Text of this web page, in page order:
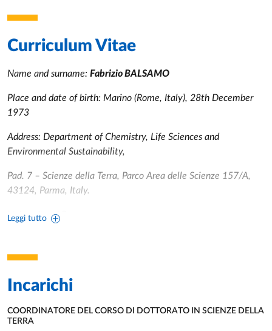
Curriculum Vitae
Leggi tutto
Name and surname: Fabrizio BALSAMO
Place and date of birth: Marino (Rome, Italy), 28th December
1973
Address: Department of Chemistry, Life Sciences and
Environmental Sustainability,
Pad. 7 – Scienze della Terra, Parco Area delle Scienze 157/A,
43124, Parma, Italy.
University of Parma
E-mail:
https://orcid.org/0000-0003-1931-466X
citations=2684) July 2026
Incarichi
COORDINATORE DEL CORSO DI DOTTORATO IN SCIENZE DELLA
TERRA